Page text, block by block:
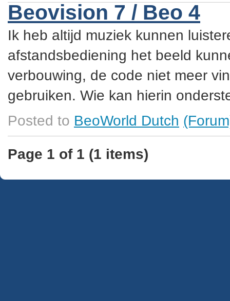
Beovision 7 / Beo 4
Ik heb altijd muziek kunnen
afstandsbediening het beeld
verbouwing, de code niet meer
gebruiken. Wie kan hierin
Posted to BeoWorld Dutch
Page 1 of 1 (1 items)